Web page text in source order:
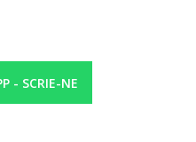
- SCRIE-NE